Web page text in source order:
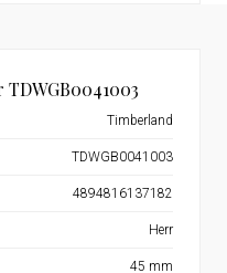
Timberland
TDWGB0041003
4894816137182
Herr
45 mm